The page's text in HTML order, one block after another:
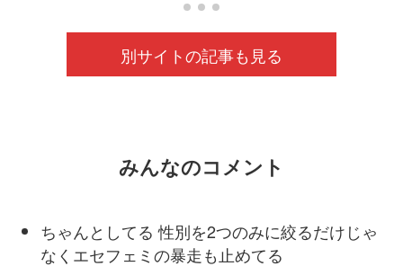
別サイトの記事も見る
みんなのコメント
ちゃんとしてる 性別を2つのみに絞るだけじゃ
なくエセフェミの暴走も止めてる